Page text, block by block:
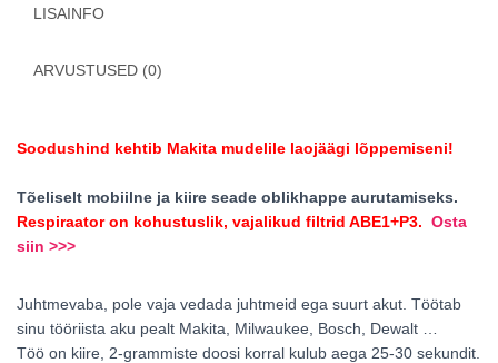
LISAINFO
ARVUSTUSED (0)
Soodushind kehtib Makita mudelile laojäägi lõppemiseni!
Tõeliselt mobiilne ja kiire seade oblikhappe aurutamiseks.
Respiraator on kohustuslik, vajalikud filtrid ABE1+P3. Osta
siin >>>
Juhtmevaba, pole vaja vedada juhtmeid ega suurt akut. Töötab
sinu tööriista aku pealt Makita, Milwaukee, Bosch, Dewalt …
Töö on kiire, 2-grammiste doosi korral kulub aega 25-30 sekundit.